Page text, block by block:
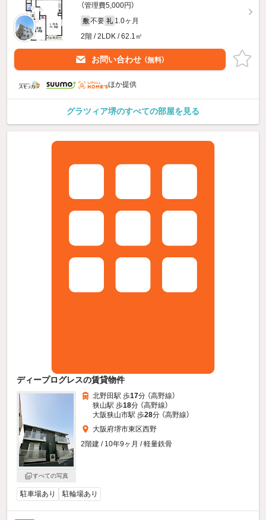
（管理費5,000円）
敷 不要 礼 1.0ヶ月
2階 / 2LDK / 62.1㎡
お問い合わせ （無料）
ほか提供
グラツィア堺のすべての部屋を見る
ディープログレスの賃貸物件
すべての写真
北野田駅 歩17分 （高野線）
狭山駅 歩18分 （高野線）
大阪狭山市駅 歩28分 （高野線）
大阪府堺市東区西野
2階建 / 10年9ヶ月 / 軽量鉄骨
駐車場あり 駐輪場あり